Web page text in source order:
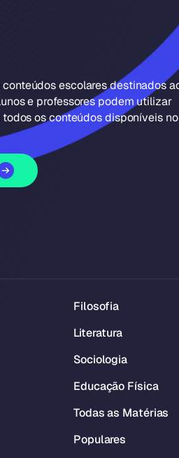
escolares destinados
e professores podem utilizar
os conteúdos disponíveis
Filosofia
Literatura
Sociologia
Educação Física
Todas as Matérias
Populares